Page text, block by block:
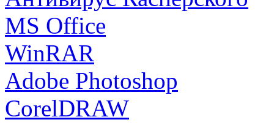
MS Office
WinRAR
Adobe Photoshop
CorelDRAW